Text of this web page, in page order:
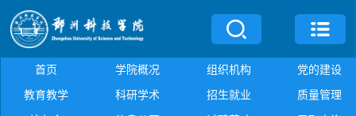
首页 学院概况 组织机构 党的建设
教育教学 科研学术 招生就业 质量管理